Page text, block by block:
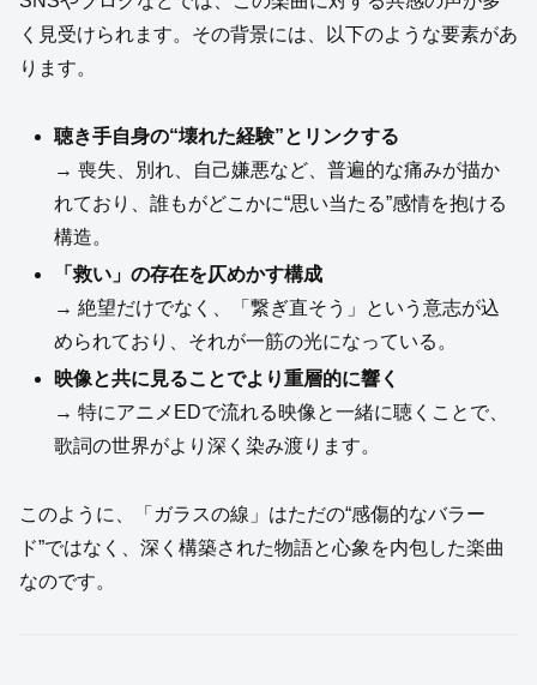
く見受けられます。その背景には、以下のような要素があ
ります。
聴き手自身の“壊れた経験”とリンクする
→ 喪失、別れ、自己嫌悪など、普遍的な痛みが描か
れており、誰もがどこかに“思い当たる”感情を抱ける
構造。
「救い」の存在を仄めかす構成
→ 絶望だけでなく、「繋ぎ直そう」という意志が込
められており、それが一筋の光になっている。
映像と共に見ることでより重層的に響く
→ 特にアニメEDで流れる映像と一緒に聴くことで、
歌詞の世界がより深く染み渡ります。
このように、「ガラスの線」はただの“感傷的なバラー
ド”ではなく、深く構築された物語と心象を内包した楽曲
なのです。